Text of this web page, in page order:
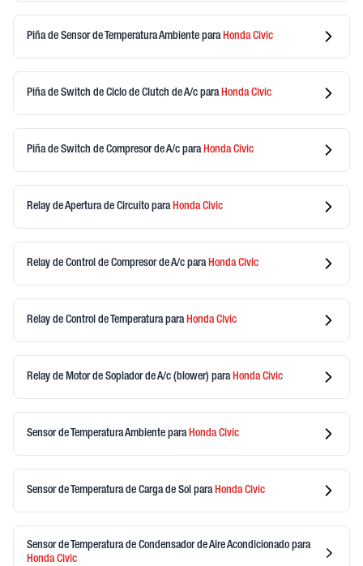
Piña de Sensor de Temperatura Ambiente para HondaCivic
Piña de Switch de Ciclo de Clutch de A/c para HondaCivic
Piña de Switch de Compresor de A/c para HondaCivic
Relay de Apertura de Circuito para HondaCivic
Relay de Control de Compresor de A/c para HondaCivic
Relay de Control de Temperaturapara HondaCivic
Relay de Motor de Soplador de A/c (blower) para HondaCivic
Sensor de Temperatura Ambiente para HondaCivic
Sensor de Temperatura de Carga de Sol para HondaCivic
Sensor de Temperatura de Condensador de Aire Acondicionado para
HondaCivic